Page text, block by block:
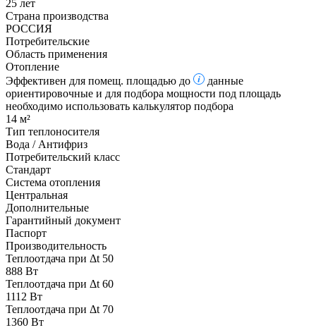
25 лет
Страна производства
РОССИЯ
Потребительские
Область применения
Отопление
Эффективен для помещ. площадью до
данные
ориентировочные и для подбора мощности под площадь
необходимо использовать калькулятор подбора
14 м²
Тип теплоносителя
Вода / Антифриз
Потребительский класс
Стандарт
Система отопления
Центральная
Дополнительные
Гарантийный документ
Паспорт
Производительность
Теплоотдача при Δt 50
888 Вт
Теплоотдача при Δt 60
1112 Вт
Теплоотдача при Δt 70
1360 Вт